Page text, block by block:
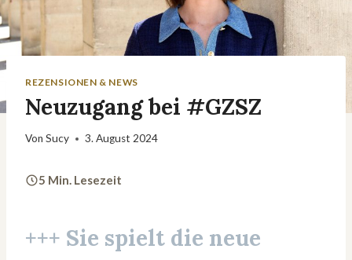
REZENSIONEN & NEWS
Neuzugang bei #GZSZ
Von Sucy 3. August 2024
5 Min. Lesezeit
+++ Sie spielt die neue